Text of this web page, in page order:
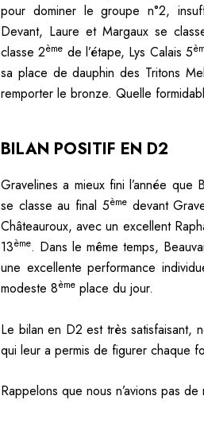
pour dominer le groupe n°2,
Devant, Laure et Margaux se
classe 2ème de l’étape, Lys Calais 5
sa place de dauphin des Tritons
remporter le bronze. Quelle
BILAN POSITIF EN D2
Gravelines a mieux fini l’année que
se classe au final 5èmedevant
Châteauroux, avec un excellent
13ème. Dans le même temps,
une excellente performance
modeste 8ème place du jour.
Le bilan en D2 est très satisfaisant,
qui leur a permis de figurer chaque
Rappelons que nous n’avions pas